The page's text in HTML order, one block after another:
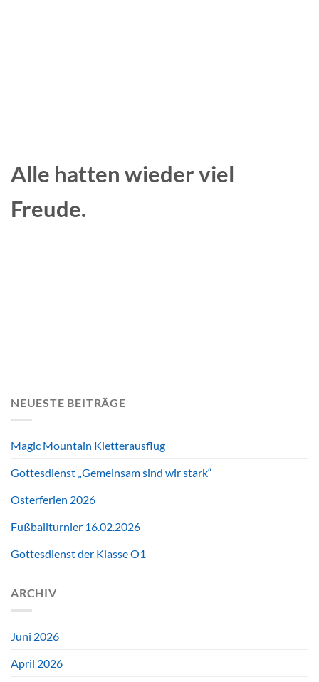
NEUESTE BEITRÄGE
Magic Mountain Kletterausflug
Gottesdienst „Gemeinsam sind wir stark“
Osterferien 2026
Fußballturnier 16.02.2026
Gottesdienst der Klasse O1
ARCHIV
Juni 2026
April 2026
Alle hatten wieder viel
Freude.